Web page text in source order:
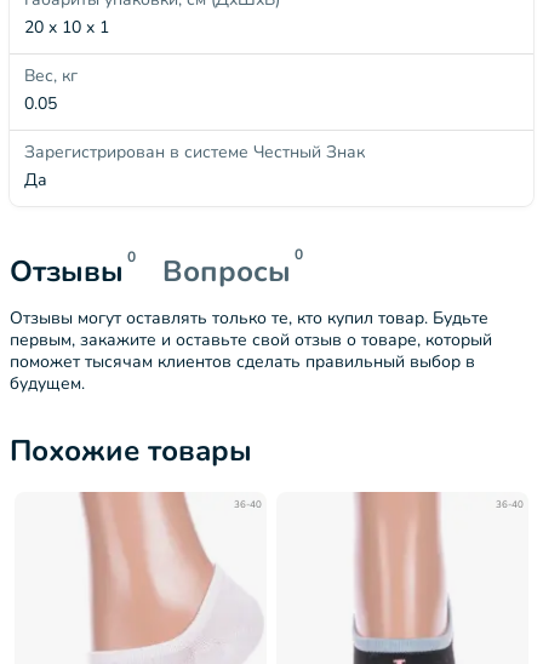
20 x 10 x 1
Вес, кг
0.05
Зарегистрирован в системе Честный Знак
Да
Отзывы 0 Вопросы 0
Отзывы могут оставлять только те, кто купил товар. Будьте
первым, закажите и оставьте свой отзыв о товаре, который
поможет тысячам клиентов сделать правильный выбор в
будущем.
Похожие товары
36-40 36-40